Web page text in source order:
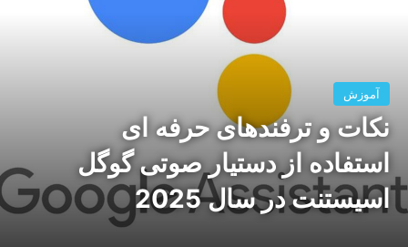
آموزش
نکات و ترفندهای حرفه ای
استفاده از دستیار صوتی گوگل
اسیستنت در سال 2025